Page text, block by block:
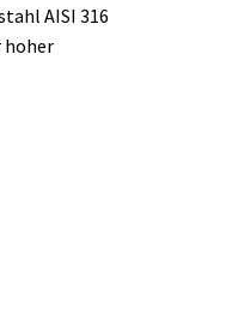
AISI 316
hoher